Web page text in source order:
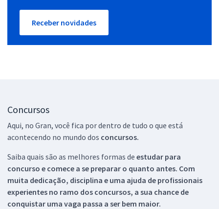
Receber novidades
Concursos
Aqui, no Gran, você fica por dentro de tudo o que está
acontecendo no mundo dos concursos.
Saiba quais são as melhores formas de estudar para
concurso e comece a se preparar o quanto antes. Com
muita dedicação, disciplina e uma ajuda de profissionais
experientes no ramo dos concursos, a sua chance de
conquistar uma vaga passa a ser bem maior.